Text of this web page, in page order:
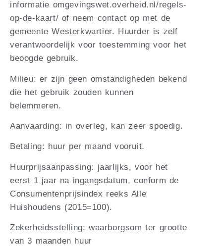
informatie omgevingswet.overheid.nl/regels-
op-de-kaart/ of neem contact op met de
gemeente Westerkwartier. Huurder is zelf
verantwoordelijk voor toestemming voor het
beoogde gebruik.
Milieu: er zijn geen omstandigheden bekend
die het gebruik zouden kunnen
belemmeren.
Aanvaarding: in overleg, kan zeer spoedig.
Betaling: huur per maand vooruit.
Huurprijsaanpassing: jaarlijks, voor het
eerst 1 jaar na ingangsdatum, conform de
Consumentenprijsindex reeks Alle
Huishoudens (2015=100).
Zekerheidsstelling: waarborgsom ter grootte
van 3 maanden huur